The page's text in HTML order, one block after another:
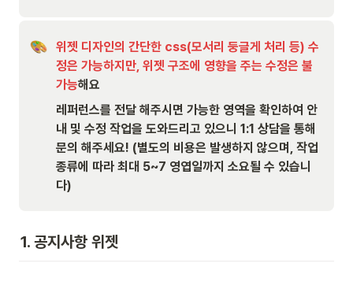
위젯 디자인의 간단한 css(모서리 둥글게 처리 등) 수
정은 가능하지만, 위젯 구조에 영향을 주는 수정은 불
가능해요
레퍼런스를 전달 해주시면 가능한 영역을 확인하여 안
내 및 수정 작업을 도와드리고 있으니 1:1 상담을 통해
문의 해주세요! (별도의 비용은 발생하지 않으며, 작업
종류에 따라 최대 5~7 영엽일까지 소요될 수 있습니
다)
1. 공지사항 위젯